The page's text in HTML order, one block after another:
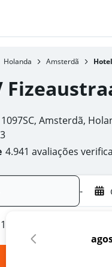
Holanda Amsterdã
Amsterdã,
4.941 avaliações
-
quarto